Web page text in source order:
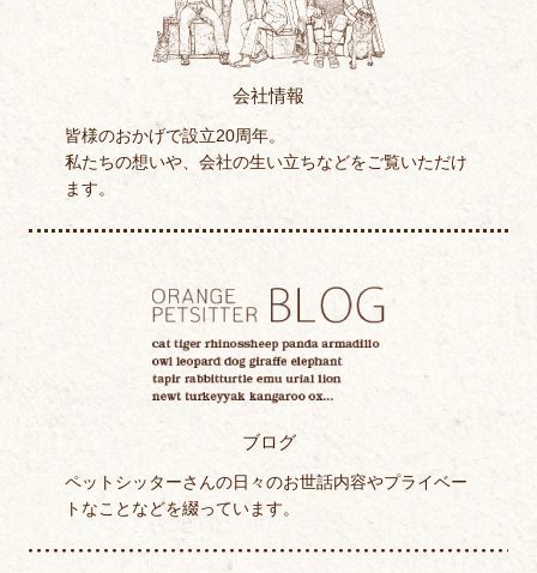
会社情報
皆様のおかげで設立20周年。
私たちの想いや、会社の生い立ちなどをご覧いただけ
ます。
ブログ
ペットシッターさんの日々のお世話内容やプライベー
トなことなどを綴っています。